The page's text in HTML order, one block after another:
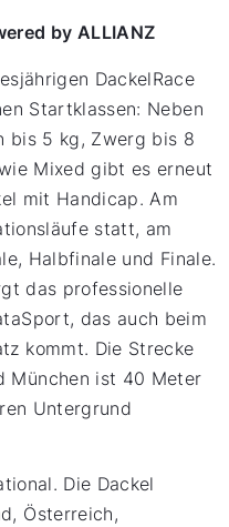
by ALLIANZ
DackelRace
Startklassen: Neben
bis 5 kg, Zwerg bis 8
Mixed gibt es erneut
mit Handicap. Am
statt, am
Halbfinale und Finale.
das professionelle
das auch beim
kommt. Die Strecke
München ist 40 Meter
Untergrund
Die Dackel
Österreich,